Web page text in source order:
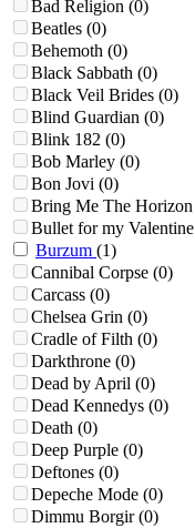
Bad Religion (0)
Beatles (0)
Behemoth (0)
Black Sabbath (0)
Black Veil Brides (0)
Blind Guardian (0)
Blink 182 (0)
Bob Marley (0)
Bon Jovi (0)
Bring Me The Horizon
Bullet for my Valentine
Burzum (1)
Cannibal Corpse (0)
Carcass (0)
Chelsea Grin (0)
Cradle of Filth (0)
Darkthrone (0)
Dead by April (0)
Dead Kennedys (0)
Death (0)
Deep Purple (0)
Deftones (0)
Depeche Mode (0)
Dimmu Borgir (0)